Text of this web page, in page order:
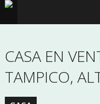
CASA EN
TAMPICO,